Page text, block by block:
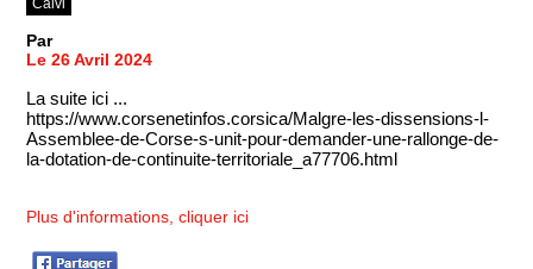
Calvi
Par
Le 26 Avril 2024
La suite ici ...
https://www.corsenetinfos.corsica/Malgre-les-dissensions-l-
Assemblee-de-Corse-s-unit-pour-demander-une-rallonge-de-
la-dotation-de-continuite-territoriale_a77706.html
Plus d'informations, cliquer ici